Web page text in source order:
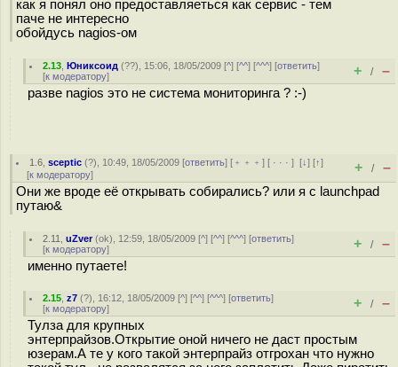
как я понял оно предоставляеться как сервис - тем
паче не интересно
обойдусь nagios-ом
2.13 ,Юниксоид (??), 15:06, 18/05/2009 [^] [^^] [^^^] [ответить]
[к модератору] + / –
разве nagios это не система мониторинга ? :-)
1.6 ,sceptic (?), 10:49, 18/05/2009 [ответить] [ ﹢﹢﹢] [ · · ·][↓] [↑]
[к модератору] + / –
Они же вроде её открывать собирались? или я с launchpad
путаю&
2.11 ,uZver(ok), 12:59, 18/05/2009 [^] [^^] [^^^] [ответить]
[к модератору] + / –
именно путаете!
2.15 ,z7 (?), 16:12, 18/05/2009 [^] [^^] [^^^] [ответить]
[к модератору] + / –
Тулза для крупных
энтерпрайзов.Открытие оной ничего не даст простым
юзерам.А те у кого такой энтерпрайз отгрохан что нужно